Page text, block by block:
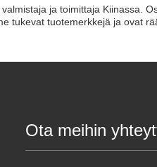
ja toimittaja Kiinassa.
tukevat tuotemerkkejä ja ovat
Ota meihin